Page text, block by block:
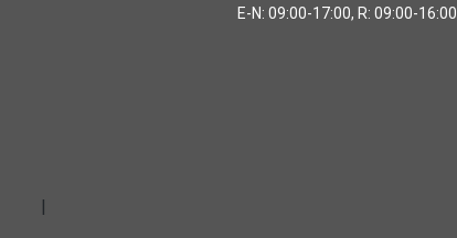
E-N: 09:00-17:00, R: 09:00-16:00
|